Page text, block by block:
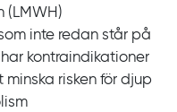
(LMWH)
inte redan står på
kontraindikationer
risken för djup